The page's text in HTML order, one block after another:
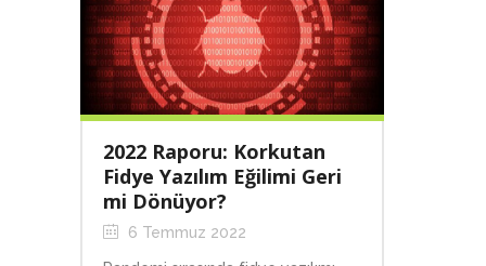
2022 Raporu: Korkutan
Fidye Yazılım Eğilimi Geri
mi Dönüyor?
6 Temmuz 2022